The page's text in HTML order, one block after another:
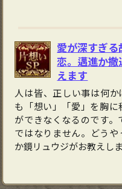
愛が深すぎ
恋。邁進か
えます
人は皆、正しい事は何
も「想い」「愛」を胸
ができなくなるのです
ではなりません。どうや
か鏡リュウジがお教えしま